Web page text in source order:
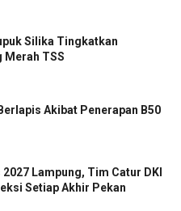
Silika Tingkatkan
Merah TSS
Akibat Penerapan B50
Lampung, Tim Catur DKI
Setiap Akhir Pekan